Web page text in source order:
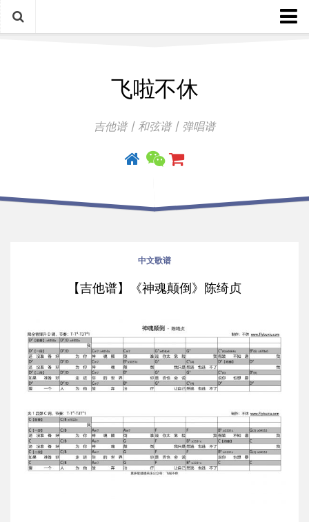
飞啦不休
吉他谱丨和弦谱丨弹唱谱
中文歌谱
【吉他谱】《神魂颠倒》陈绮贞